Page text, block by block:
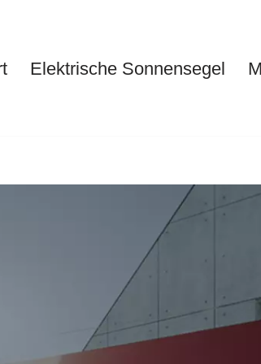
Elektrische Sonnensegel